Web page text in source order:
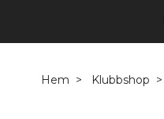
Hem Klubbshop